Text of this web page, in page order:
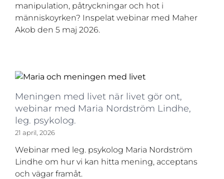
manipulation, påtryckningar och hot i
människoyrken? Inspelat webinar med Maher
Akob den 5 maj 2026.
Meningen med livet när livet gör ont,
webinar med Maria Nordström Lindhe,
leg. psykolog.
21 april, 2026
Webinar med leg. psykolog Maria Nordström
Lindhe om hur vi kan hitta mening, acceptans
och vägar framåt.